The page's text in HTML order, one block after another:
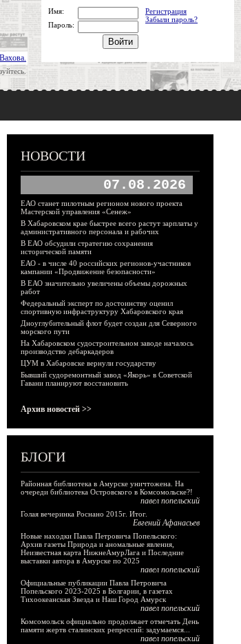
Имя:
Регистрация
Забыли пароль?
Пароль:
НОВОСТИ
07.08.2026
ЕАО станет пилотным регионом нового проекта
Мастерской управления «Сенеж»
В Хабаровском крае быстрее всего растут зарплаты у
административного персонала и рабочих
В ЕАО обсудили стратегию сохранения
исторической памяти
ЕАО - в числе 40 российских регионов-участников
кампании «Продвижение безопасности»
В ЕАО значительно увеличены объемы дорожных
работ
Федеральный эксперт по достоинству оценил
спортивную инфраструктуру Хабаровского края
Дноуглубительный флот будет создан для Северного
морского пути
На Хабаровском судостроительном заводе началось
производство дебаркадеров
ЦУМ в Хабаровске вернули государству
Бывший судоремонтный завод «Якорь» в Советской
Гавани планируют восстановить
Архив новостей >>
БЛОГИ
Районная библиотека в Амурске уничтожена. На
очереди библиотека Островского в Комсомольске?!
павел попельский
Голая вечеринка Роснано 2015г. Итог.
Евгений Афанасьев
Новые находки Павла Петровича Попельского:
Архив газеты Природа и аномальные явления,
Неизвестная карта НижнеАмурЛага и Последние
выставки автора в Амурске по 2025
павел попельский
Официальные публикации Павла Петровича
Попельского 2023-2025 в Болгарии, в газетах
Тихоокеанская Звезда и Наш Город Амурск
павел попельский
Комсомольск официально продолжает отмечать День
памяти жертв сталинских репрессий: задумаемся...
павел попельский